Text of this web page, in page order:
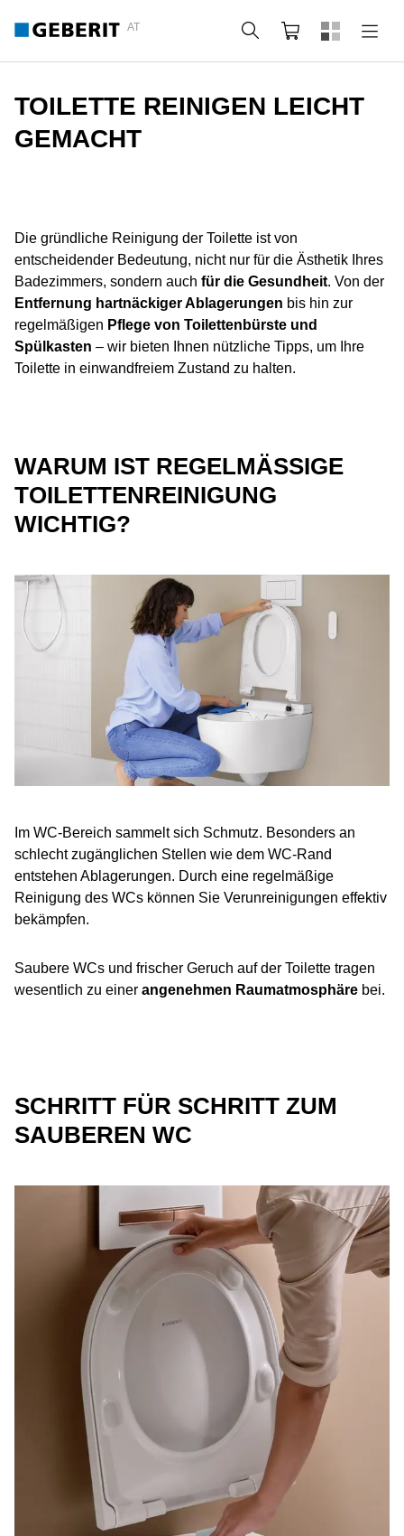
AT Suche Warenkorb
TOILETTE REINIGEN LEICHT
GEMACHT
Die gründliche Reinigung der Toilette ist von
entscheidender Bedeutung, nicht nur für die Ästhetik Ihres
Badezimmers, sondern auch für die Gesundheit. Von der
Entfernung hartnäckiger Ablagerungen bis hin zur
regelmäßigen Pflege von Toilettenbürste und
Spülkasten – wir bieten Ihnen nützliche Tipps, um Ihre
Toilette in einwandfreiem Zustand zu halten.
WARUM IST REGELMÄSSIGE
TOILETTENREINIGUNG
WICHTIG?
Im WC-Bereich sammelt sich Schmutz. Besonders an
schlecht zugänglichen Stellen wie dem WC-Rand
entstehen Ablagerungen. Durch eine regelmäßige
Reinigung des WCs können Sie Verunreinigungen effektiv
bekämpfen.
Saubere WCs und frischer Geruch auf der Toilette tragen
wesentlich zu einer angenehmen Raumatmosphäre bei.
SCHRITT FÜR SCHRITT ZUM
SAUBEREN WC